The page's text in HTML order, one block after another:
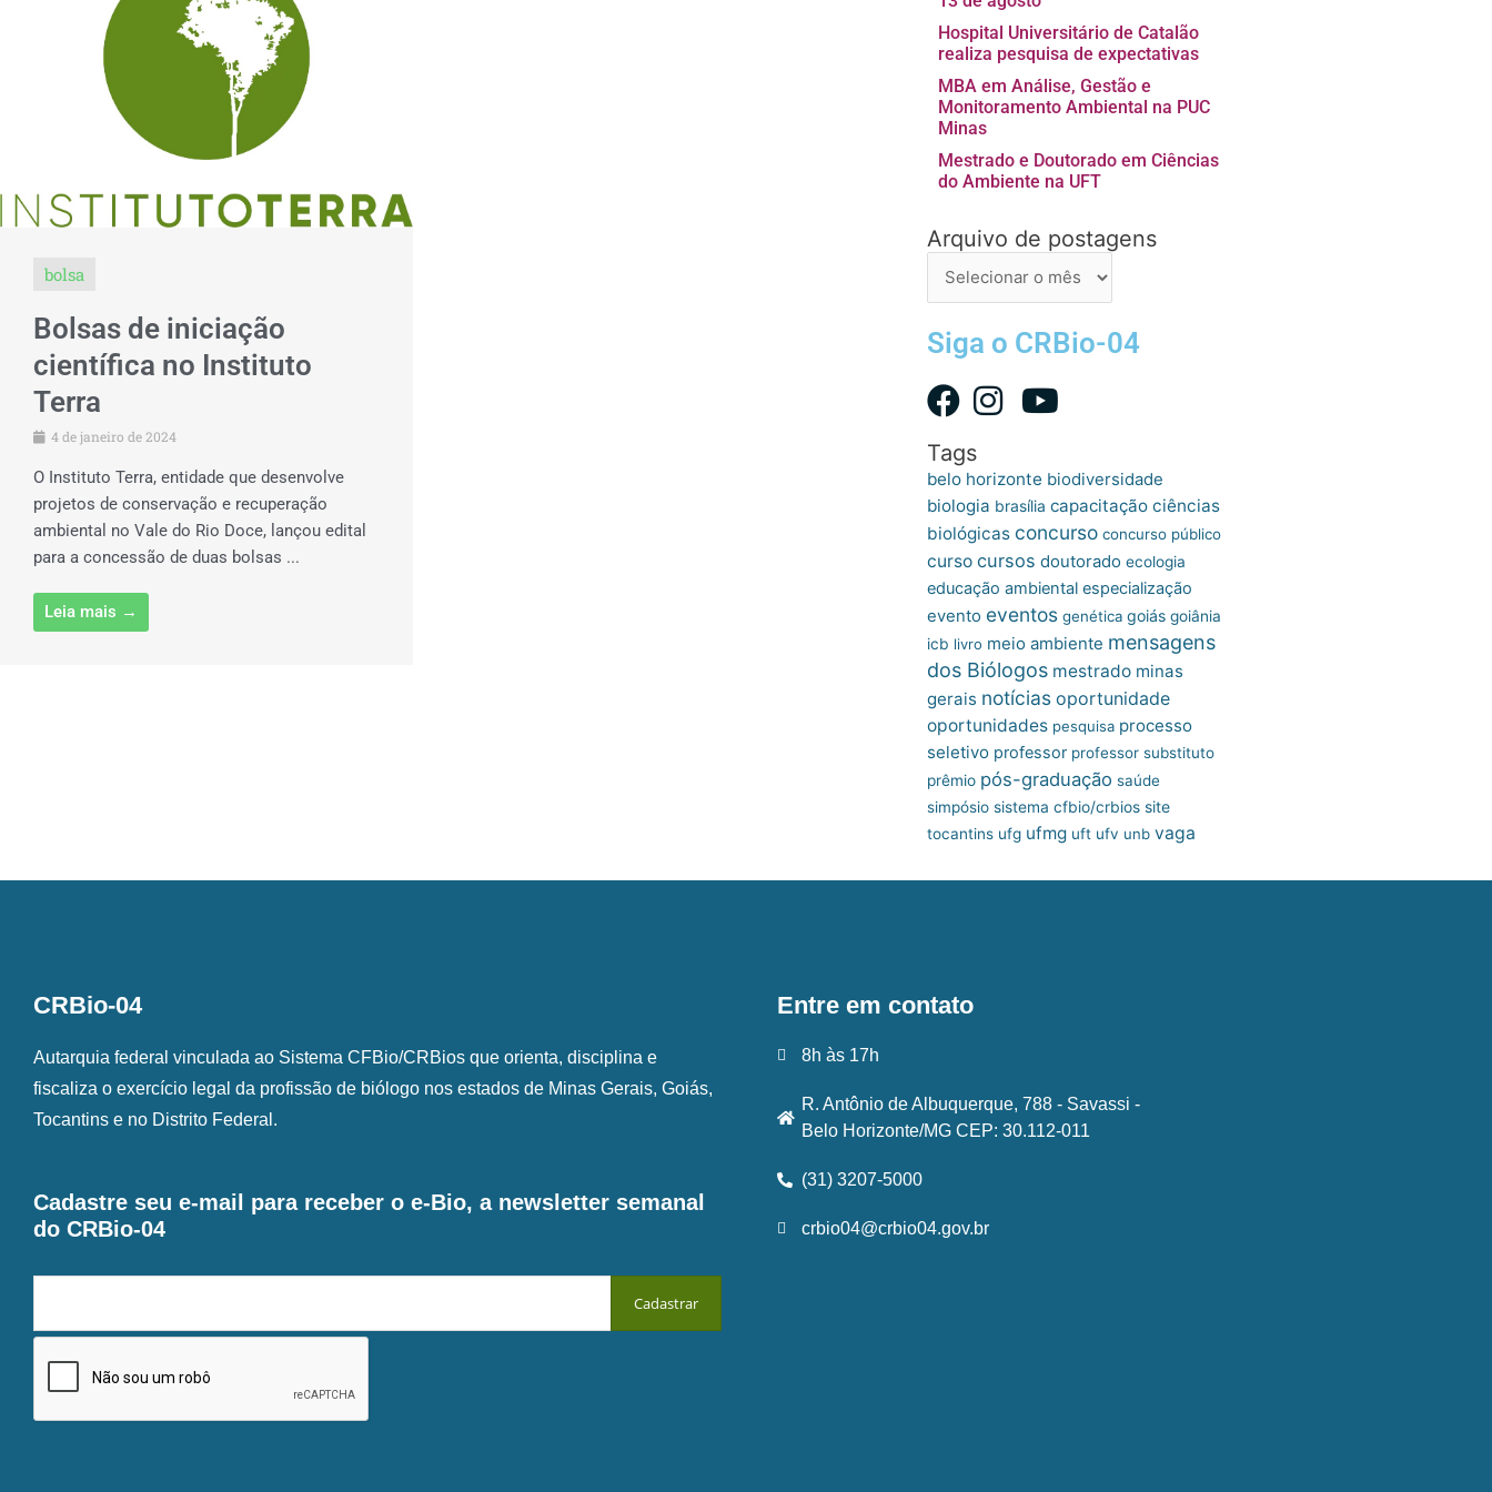
bolsa
Bolsas de iniciação
científica no Instituto
Terra
4 de janeiro de 2024
O Instituto Terra, entidade que desenvolve
projetos de conservação e recuperação
ambiental no Vale do Rio Doce, lançou edital
para a concessão de duas bolsas ...
Leia mais →
Hospital Universitário de Catalão
realiza pesquisa de expectativas
MBA em Análise, Gestão e
Monitoramento Ambiental na PUC
Minas
Mestrado e Doutorado em Ciências
do Ambiente na UFT
Arquivo de postagens
Arquivo
postagens
Siga o CRBio-04
Tags
belo horizonte biodiversidade
biologia brasília capacitação ciências
biológicas concurso concurso público
curso cursos doutorado ecologia
educação ambiental especialização
evento eventos genética goiás goiânia
icb livro meio ambiente mensagens
dos Biólogos mestrado minas
gerais notícias oportunidade
oportunidades pesquisa processo
seletivo professor professor substituto
prêmio pós-graduação saúde
simpósio sistema cfbio/crbios site
tocantins ufg ufmg uft ufv unb vaga
CRBio-04
Autarquia federal vinculada ao Sistema CFBio/CRBios que orienta, disciplina e
fiscaliza o exercício legal da profissão de biólogo nos estados de Minas Gerais, Goiás,
Tocantins e no Distrito Federal.
Cadastre seu e-mail para receber o e-Bio, a newsletter semanal
do CRBio-04
Entre em contato
8h às 17h
R. Antônio de Albuquerque, 788 - Savassi -
Belo Horizonte/MG CEP: 30.112-011
(31) 3207-5000
crbio04@crbio04.gov.br